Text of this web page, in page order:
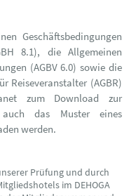
Geschäftsbedingungen
8.1), die Allgemeinen
(AGBV 6.0) sowie die
Reiseveranstalter (AGBR)
zum Download zur
das Muster eines
werden.
Prüfung und durch
im DEHOGA